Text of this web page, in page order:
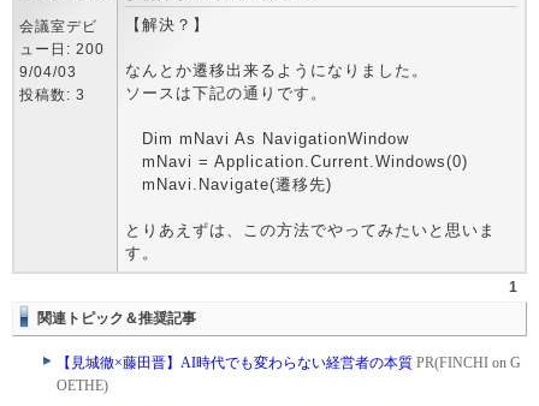
会議室デビ
ュー日: 200
9/04/03
投稿数: 3
【解決？】
なんとか遷移出来るようになりました。
ソースは下記の通りです。
Dim mNavi As NavigationWindow
mNavi = Application.Current.Windows(0)
mNavi.Navigate(遷移先)
とりあえずは、この方法でやってみたいと思いま
す。
1
関連トピック＆推奨記事
【見城徹×藤田晋】AI時代でも変わらない経営者の本質 PR(FINCHI on G
OETHE)